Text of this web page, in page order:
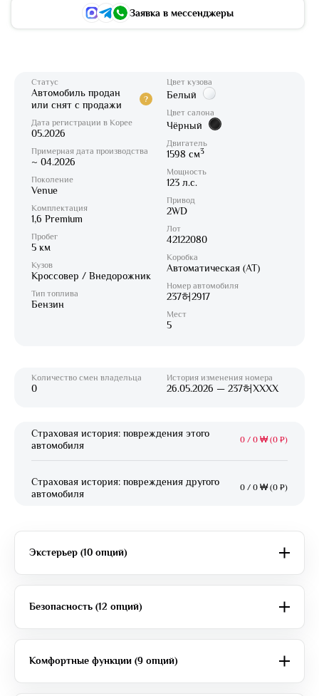
Заявка в мессенджеры
Статус
Автомобиль продан
или снят с продажи
?
Дата регистрации в Корее
05.2026
Примерная дата производства
~ 04.2026
Поколение
Venue
Комплектация
1,6 Premium
Пробег
5 км
Кузов
Кроссовер / Внедорожник
Тип топлива
Бензин
Цвет кузова
Белый
Цвет салона
Чёрный
Двигатель
1598 см3
Мощность
123 л.с.
Привод
2WD
Лот
42122080
Коробка
Автоматическая (AT)
Номер автомобиля
237허2917
Мест
5
Количество смен владельца
0
История изменения номера
26.05.2026 — 237허XXXX
Страховая история: повреждения этого
автомобиля
0 / 0 ₩ (0 ₽)
Страховая история: повреждения другого
автомобиля
0 / 0 ₩ (0 ₽)
Экстерьер (10 опций)
Безопасность (12 опций)
Комфортные функции (9 опций)